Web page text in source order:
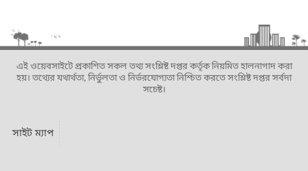
এই ওয়েবসাইটে প্রকাশিত সকল তথ্য সংশ্লিষ্ট দপ্তর কর্তৃক নিয়মিত হালনাগাদ করা
হয়। তথ্যের যথার্থতা, নির্ভুলতা ও নির্ভরযোগ্যতা নিশ্চিত করতে সংশ্লিষ্ট দপ্তর সর্বদা
সচেষ্ট।
সাইট ম্যাপ